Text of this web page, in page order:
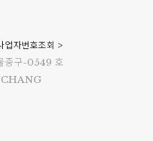
업자번호조회 >
중구-0549 호